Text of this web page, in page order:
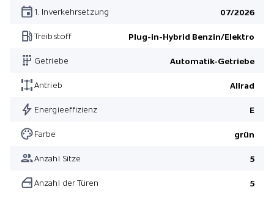
1. Inverkehrsetzung 07/2026
Treibstoff Plug-in-Hybrid Benzin/Elektro
Getriebe Automatik-Getriebe
Antrieb Allrad
Energieeffizienz E
Farbe grün
Anzahl Sitze 5
Anzahl der Türen 5